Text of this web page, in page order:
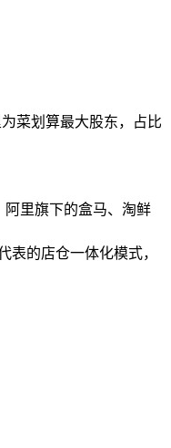
菜划算最大股东，占比
阿里旗下的盒马、淘鲜
的店仓一体化模式，